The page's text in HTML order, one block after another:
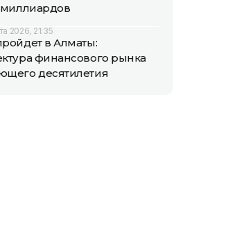
миллиардов
2026, 21:35
в Алматы:
финансового рынка
десятилетия